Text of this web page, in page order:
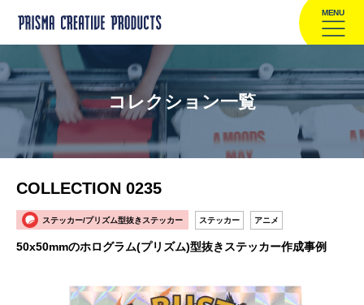
MENU
コレクション一覧
COLLECTION 0235
ステッカー/プリズム型抜きステッカー ステッカー アニメ
50x50mmのホログラム(プリズム)型抜きステッカー作成事例